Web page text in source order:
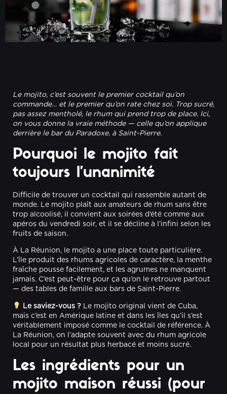
Le mojito, c’est souvent le premier cocktail qu’on
commande… et le premier qu’on rate chez soi. Trop sucré,
pas assez mentholé, le rhum qui prend trop de place. Ici,
on vous donne la vraie méthode — celle qu’on applique
derrière le bar du Paradoxe, à Saint-Pierre.
Pourquoi le mojito fait
toujours l’unanimité
Difficile de trouver un cocktail qui rassemble autant de
monde. Le mojito plaît aux amateurs de rhum sans être
trop alcoolisé, il convient aux soirées d’été comme aux
apéros du vendredi soir, et il se décline à l’infini selon les
fruits de saison.
À La Réunion, le mojito a une place toute particulière.
L’île produit des rhums agricoles de caractère, la menthe
fraîche pousse facilement, et les agrumes ne manquent
jamais. C’est peut-être pour ça qu’on le retrouve partout
— des tables de famille aux bars de Saint-Pierre.
Le saviez-vous ?Le mojito original vient de Cuba,
mais c’est en Amérique latine et dans les îles qu’il s’est
véritablement imposé comme le cocktail de référence. À
La Réunion, on l’adapte souvent avec du rhum agricole
local pour un résultat plus herbacé et moins sucré.
Les ingrédients pour un
mojito maison réussi (pour